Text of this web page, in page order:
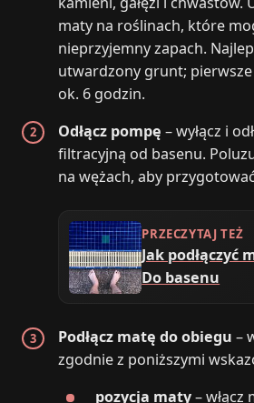
maty na roślinach, które
nieprzyjemny zapach.
utwardzony grunt;
ok. 6 godzin.
Odłącz pompę – wyłącz i
filtracyjną od basenu.
na wężach, aby
PRZECZYTAJ TEŻ
Jak podłączyć
Do basenu
Podłącz matę do obiegu –
zgodnie z poniższymi
pozycja maty– włącz